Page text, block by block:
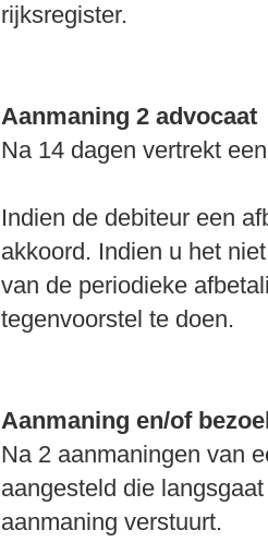
rijksregister.
Aanmaning 2 advocaat
Na 14 dagen vertrekt
Indien de debiteur een
akkoord. Indien u het
van de periodieke
tegenvoorstel te doen.
Aanmaning en/of
Na 2 aanmaningen van
aangesteld die
aanmaning verstuurt.